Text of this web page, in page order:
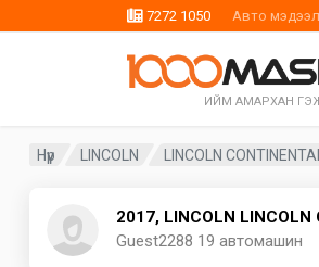
7272 1050 Авто
ИЙМ АМАРХАН ГЭЖ
Нүүр LINCOLN LINCOLN CONTINENTAL
2017, LINCOLN LINCOLN
Guest2288 19 автомашин